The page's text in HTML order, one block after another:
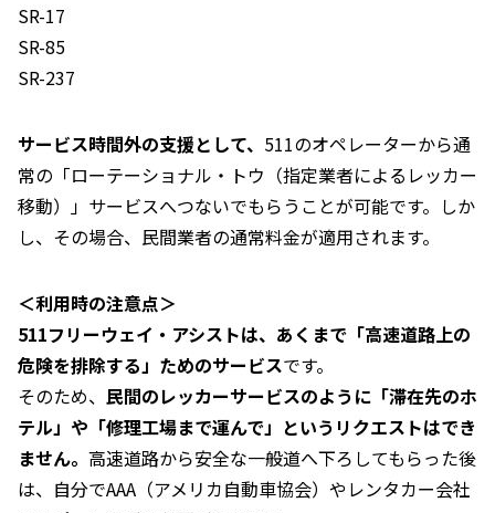
SR-17
SR-85
SR-237
サービス時間外の支援として、 511のオペレーターから通
常の「ローテーショナル・トウ（指定業者によるレッカー
移動）」サービスへつないでもらうことが可能です。しか
し、その場合、民間業者の通常料金が適用されます。
＜利用時の注意点＞
511フリーウェイ・アシストは、あくまで「高速道路上の
危険を排除する」ためのサービスです。
そのため、 民間のレッカーサービスのように「滞在先のホ
テル」や「修理工場まで運んで」というリクエストはでき
ません。 高速道路から安全な一般道へ下ろしてもらった後
は、自分でAAA（アメリカ自動車協会）やレンタカー会社